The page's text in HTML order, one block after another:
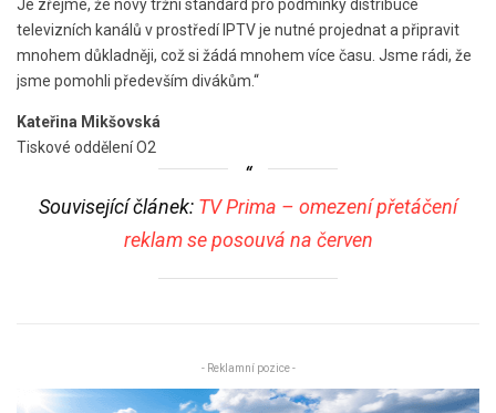
Je zřejmé, že nový tržní standard pro podmínky distribuce
televizních kanálů v prostředí IPTV je nutné projednat a připravit
mnohem důkladněji, což si žádá mnohem více času. Jsme rádi, že
jsme pomohli především divákům.“
Kateřina Mikšovská
Tiskové oddělení O2
Související článek: TV Prima – omezení přetáčení
reklam se posouvá na červen
- Reklamní pozice -